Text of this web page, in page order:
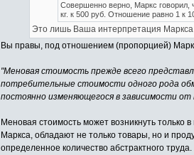
Совершенно верно, Маркс говорил,
кг. к 500 руб. Отношение равно 1 к
Это лишь Ваша интерпретация
Вы правы, под отношением (пропорцией)
"Меновая стоимость прежде всего
потребительные стоимости одного рода
постоянно изменяющегося в зависимости
Меновая стоимость может возникнуть только
Маркса, обладают не только товары, но и
определенное количество абстрактного